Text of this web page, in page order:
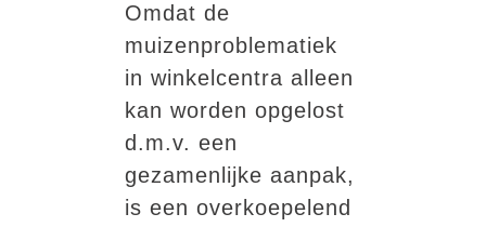
Omdat de
muizenproblematiek
in winkelcentra alleen
kan worden opgelost
d.m.v. een
gezamenlijke aanpak,
is een overkoepelend